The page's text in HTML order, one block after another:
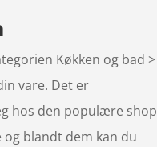
Køkken og bad >
vare. Det er
hos den populære shop
blandt dem kan du